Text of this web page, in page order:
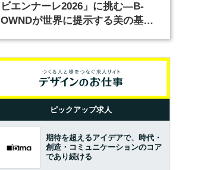
ビエンナーレ2026」に挑む―B-
OWNDが世界に提示する美の基準
ピックアップ求人
期待を超えるアイデアで、時代・
創造・コミュニケーションのコア
であり続ける